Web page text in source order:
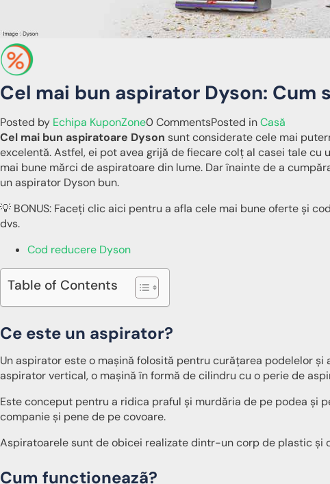
Cel mai bun aspirator Dyson: Cum
Posted by Echipa KuponZone0 CommentsPosted inCasă
Cel mai bun aspiratoare Dyson sunt considerate cele mai
excelentă. Astfel, ei pot avea grijă de fiecare colț al casei tale
mai bune mărci de aspiratoare din lume. Dar înainte de a
un aspirator Dyson bun.
💡 BONUS: Faceți clic aici pentru a afla cele mai bune oferte și
dvs.
Cod reducere Dyson
Table of Contents
Ce este un aspirator?
Un aspirator este o mașină folosită pentru curățarea podelelor și
aspirator vertical, o mașină în formă de cilindru cu o perie de
Este conceput pentru a ridica praful și murdăria de pe podea și
companie și pene de pe covoare.
Aspiratoarele sunt de obicei realizate dintr-un corp de plastic și
Cum functioneazã?